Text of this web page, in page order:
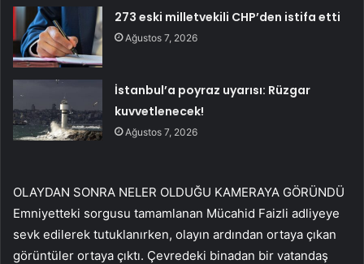
273 eski milletvekili CHP’den istifa etti
Ağustos 7, 2026
İstanbul’a poyraz uyarısı: Rüzgar
kuvvetlenecek!
Ağustos 7, 2026
OLAYDAN SONRA NELER OLDUĞU KAMERAYA GÖRÜNDÜ
Emniyetteki sorgusu tamamlanan Mücahid Faizli adliyeye
sevk edilerek tutuklanırken, olayın ardından ortaya çıkan
görüntüler ortaya çıktı. Çevredeki binadan bir vatandaş